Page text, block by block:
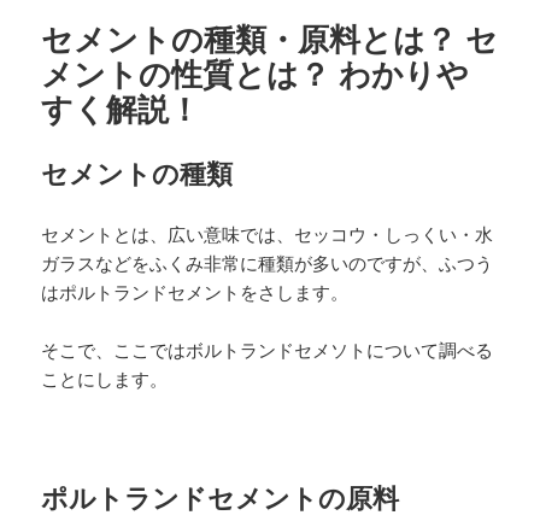
セメントの種類・原料とは？ セ
メントの性質とは？ わかりや
すく解説！
セメントの種類
セメントとは、広い意味では、セッコウ・しっくい・水
ガラスなどをふくみ非常に種類が多いのですが、ふつう
はポルトランドセメントをさします。
そこで、ここではボルトランドセメソトについて調べる
ことにします。
ポルトランドセメントの原料